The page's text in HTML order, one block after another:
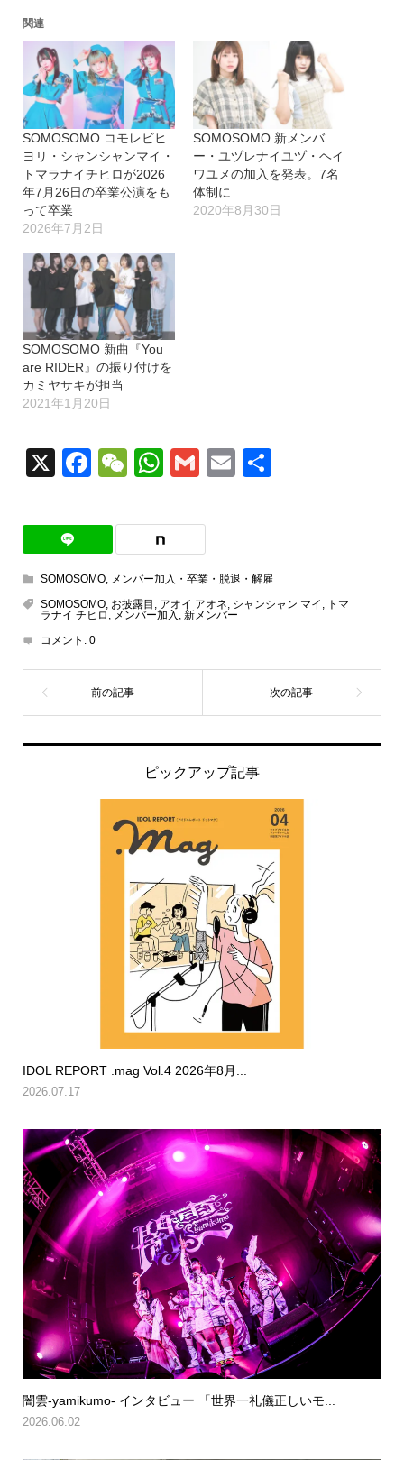
込
み
中…
関連
SOMOSOMO コモレビヒ
ヨリ・シャンシャンマイ・
トマラナイチヒロが2026
年7月26日の卒業公演をも
って卒業
2026年7月2日
SOMOSOMO 新メンバ
ー・ユヅレナイユヅ・ヘイ
ワユメの加入を発表。7名
体制に
2020年8月30日
SOMOSOMO 新曲『You
are RIDER』の振り付けを
カミヤサキが担当
2021年1月20日
X Facebook
WeChat
WhatsApp
GmailEmail
SOMOSOMO, メンバー加入・卒業・脱退・解雇
SOMOSOMO, お披露目 , アオイ アオネ, シャンシャン マイ , トマ
ラナイ チヒロ , メンバー加入 , 新メンバー
コメント: 0
ピックアップ記事
IDOL REPORT .mag Vol.4 2026年8月...
2026.07.17
闇雲-yamikumo- インタビュー 「世界一礼儀正しいモ...
2026.06.02